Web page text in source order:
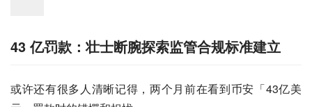
43 亿罚款：壮士断腕探索监管合规标准建立
或许还有很多人清晰记得，两个月前在看到币安「43亿美